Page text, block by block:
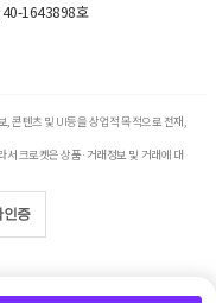
40-1643898호
, 콘텐츠 및 UI등을 상업적 목적으로 전재,
크로켓은 상품·거래정보 및 거래에 대
인증